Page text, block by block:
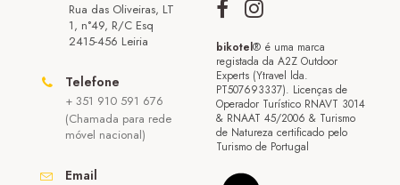
Rua das Oliveiras, LT
1, n°49, R/C Esq
2415-456 Leiria
Telefone
+ 351 910 591 676
(Chamada para rede
móvel nacional)
Email
bikotel® é uma marca
registada da A2Z Outdoor
Experts (Ytravel lda.
PT507693337). Licenças de
Operador Turístico RNAVT 3014
& RNAAT 45/2006 & Turismo
de Natureza certificado pelo
Turismo de Portugal